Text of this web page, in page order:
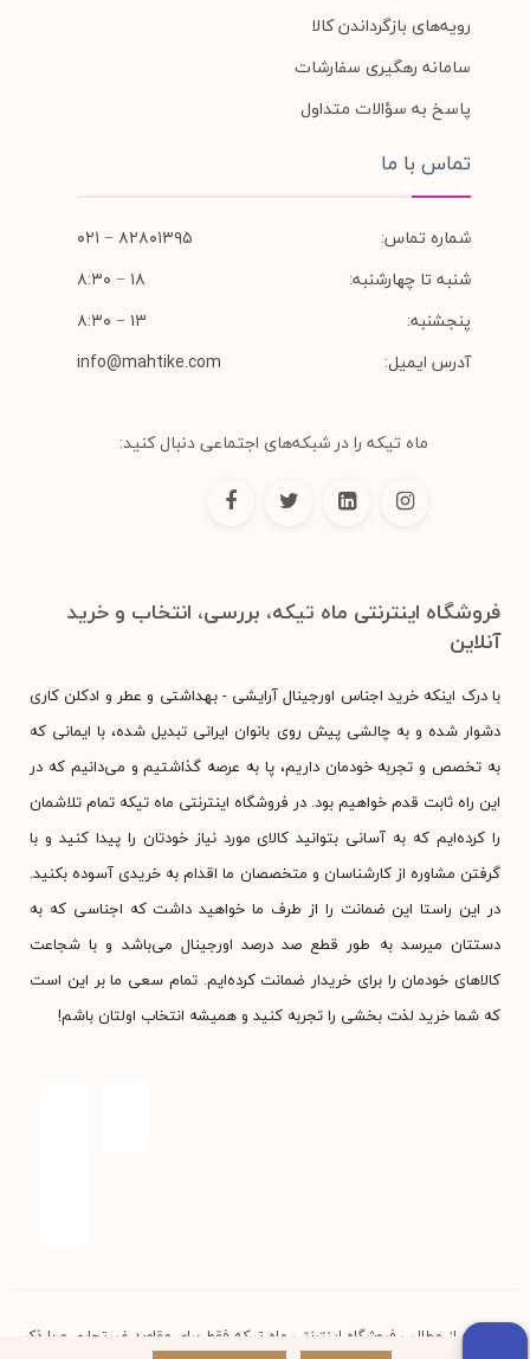
رویه‌های بازگرداندن کالا
سامانه رهگیری سفارشات
پاسخ به سؤالات متداول
تماس با ما
شماره تماس:
۸۲۸۰۱۳۹۵ − ۰۲۱
شنبه تا چهارشنبه:
۱۸ − ۸:۳۰
پنجشنبه:
۱۳ − ۸:۳۰
آدرس ایمیل:
info@mahtike.com
ماه تیکه را در شبکه‌های اجتماعی دنبال کنید:
فروشگاه اینترنتی ماه تیکه، بررسی، انتخاب و خرید
آنلاین
با درک اینکه خرید اجناس اورجینال آرایشی - بهداشتی و عطر و ادکلن کاری
دشوار شده و به چالشی پیش روی بانوان ایرانی تبدیل شده، با ایمانی که
به تخصص و تجربه خودمان داریم، پا به عرصه گذاشتیم و می‌دانیم که در
این راه ثابت قدم خواهیم بود. در فروشگاه اینترنتی ماه تیکه تمام تلاشمان
را کرده‌ایم که به آسانی بتوانید کالای مورد نیاز خودتان را پیدا کنید و با
گرفتن مشاوره از کارشناسان و متخصصان ما اقدام به خریدی آسوده بکنید.
در این راستا این ضمانت را از طرف ما خواهید داشت که اجناسی که به
دستتان میرسد به طور قطع صد درصد اورجینال می‌باشد و با شجاعت
کالاهای خودمان را برای خریدار ضمانت کرده‌ایم. تمام سعی ما بر این است
که شما خرید لذت بخشی را تجربه کنید و همیشه انتخاب اولتان باشم!
استفاده از مطالب فروشگاه اینترنتی ماه تیکه فقط برای مقاصد غیرتجاری و با ذکر